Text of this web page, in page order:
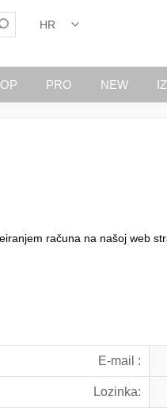
PRO NEW
računa na našoj web
E-mail :
Lozinka: